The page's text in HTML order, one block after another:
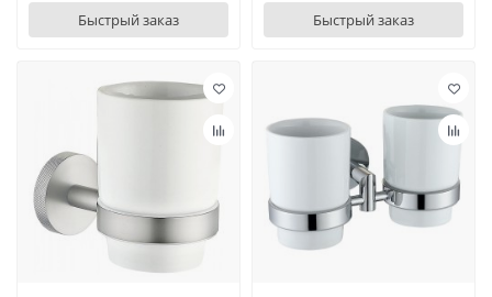
Быстрый заказ Быстрый заказ